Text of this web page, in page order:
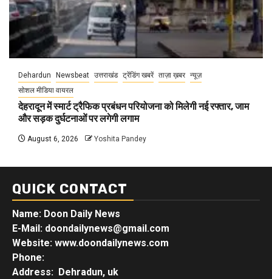
Dehardun Newsbeat उत्तराखंड ट्रेंडिंग खबरें ताज़ा ख़बर न्यूज़
सोशल मीडिया वायरल
देहरादून में स्मार्ट ट्रैफिक प्रबंधन परियोजना को मिलेगी नई रफ्तार, जाम
और सड़क दुर्घटनाओं पर लगेगी लगाम
August 6, 2026 Yoshita Pandey
QUICK CONTACT
Name: Doon Daily News
E-Mail: doondailynews@gmail.com
Website: www.doondailynews.com
Phone:
Address: Dehradun, uk